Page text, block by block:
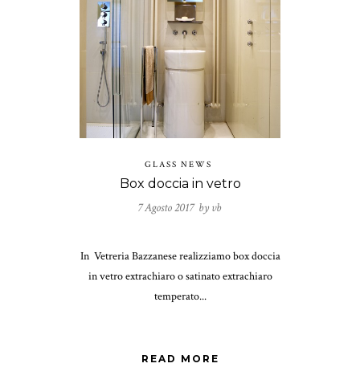
GLASS NEWS
Box doccia in vetro
7 Agosto 2017 by vb
In Vetreria Bazzanese realizziamo box doccia
in vetro extrachiaro o satinato extrachiaro
temperato...
READ MORE